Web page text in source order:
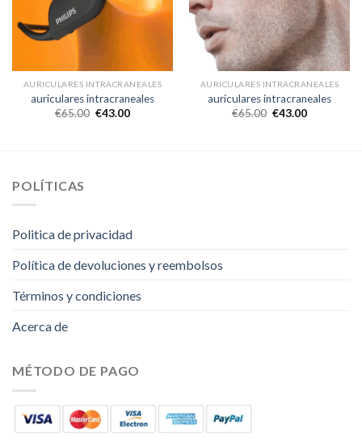
AURICULARES INTRACRANEALES
auriculares intracraneales
€65.00 €43.00
AURICULARES INTRACRANEALES
auriculares intracraneales
€65.00 €43.00
POLÍTICAS
Politica de privacidad
Política de devoluciones y reembolsos
Términos y condiciones
Acerca de
MÉTODO DE PAGO